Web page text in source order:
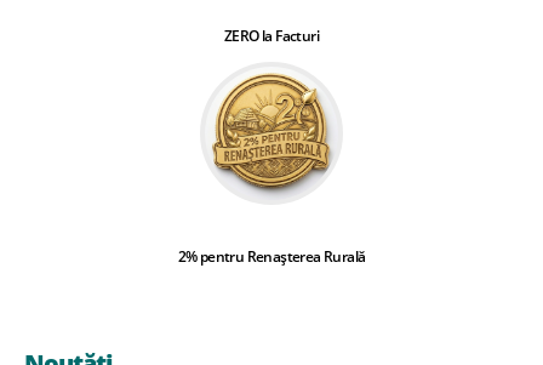
ZERO la Facturi
2% pentru Renașterea Rurală